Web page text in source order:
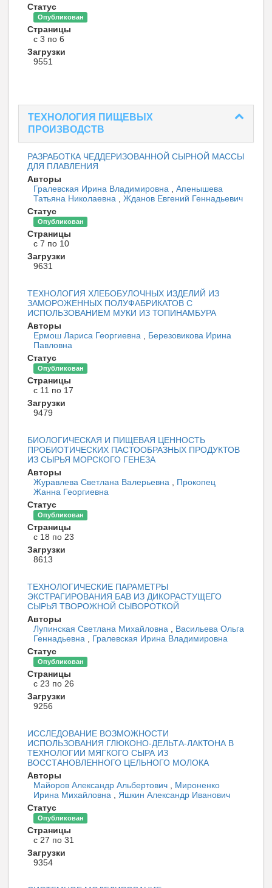
Статус
Опубликован
Страницы
с 3 по 6
Загрузки
9551
ТЕХНОЛОГИЯ ПИЩЕВЫХ
ПРОИЗВОДСТВ
РАЗРАБОТКА ЧЕДДЕРИЗОВАННОЙ СЫРНОЙ МАССЫ
ДЛЯ ПЛАВЛЕНИЯ
Авторы
Гралевская Ирина Владимировна
Апенышева
Татьяна Николаевна
Жданов Евгений Геннадьевич
Статус
Опубликован
Страницы
с 7 по 10
Загрузки
9631
ТЕХНОЛОГИЯ ХЛЕБОБУЛОЧНЫХ ИЗДЕЛИЙ ИЗ
ЗАМОРОЖЕННЫХ ПОЛУФАБРИКАТОВ С
ИСПОЛЬЗОВАНИЕМ МУКИ ИЗ ТОПИНАМБУРА
Авторы
Ермош Лариса Георгиевна
Березовикова Ирина
Павловна
Статус
Опубликован
Страницы
с 11 по 17
Загрузки
9479
БИОЛОГИЧЕСКАЯ И ПИЩЕВАЯ ЦЕННОСТЬ
ПРОБИОТИЧЕСКИХ ПАСТООБРАЗНЫХ ПРОДУКТОВ
ИЗ СЫРЬЯ МОРСКОГО ГЕНЕЗА
Авторы
Журавлева Светлана Валерьевна
Прокопец
Жанна Георгиевна
Статус
Опубликован
Страницы
с 18 по 23
Загрузки
8613
ТЕХНОЛОГИЧЕСКИЕ ПАРАМЕТРЫ
ЭКСТРАГИРОВАНИЯ БАВ ИЗ ДИКОРАСТУЩЕГО
СЫРЬЯ ТВОРОЖНОЙ СЫВОРОТКОЙ
Авторы
Лупинская Светлана Михайловна
Васильева Ольга
Геннадьевна
Гралевская Ирина Владимировна
Статус
Опубликован
Страницы
с 23 по 26
Загрузки
9256
ИССЛЕДОВАНИЕ ВОЗМОЖНОСТИ
ИСПОЛЬЗОВАНИЯ ГЛЮКОНО-ДЕЛЬТА-ЛАКТОНА В
ТЕХНОЛОГИИ МЯГКОГО СЫРА ИЗ
ВОССТАНОВЛЕННОГО ЦЕЛЬНОГО МОЛОКА
Авторы
Майоров Александр Альбертович
Мироненко
Ирина Михайловна
Яшкин Александр Иванович
Статус
Опубликован
Страницы
с 27 по 31
Загрузки
9354